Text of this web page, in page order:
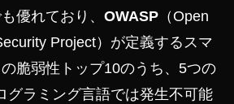
優れており、 OWASP（Open
Project）が定義するスマ
脆弱性トップ10のうち、5つの
グラミング言語では発生不可能